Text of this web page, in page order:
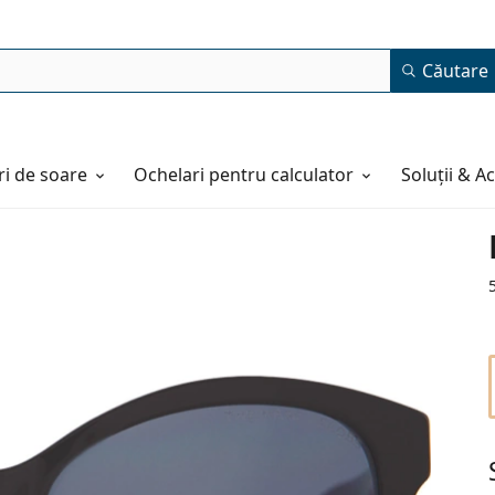
Căutare
de soare Ochelari pentru calculator Soluții &